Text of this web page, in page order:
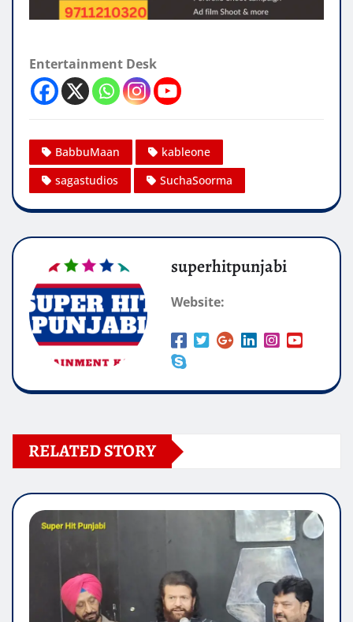
Entertainment Desk
BabbuMaan
kableone
sagastudios
SuchaSoorma
superhitpunjabi
Website:
RELATED STORY